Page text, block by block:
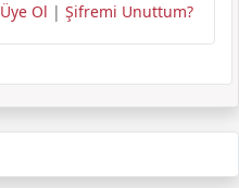
Üye Ol | Şifremi Unuttum?